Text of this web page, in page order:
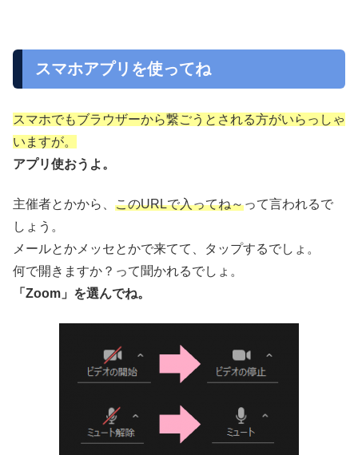
スマホアプリを使ってね
スマホでもブラウザーから繋ごうとされる方がいらっしゃ
いますが。
アプリ使おうよ。
主催者とかから、 このURLで入ってね～って言われるで
しょう。
メールとかメッセとかで来てて、タップするでしょ。
何で開きますか？って聞かれるでしょ。
「Zoom」を選んでね。